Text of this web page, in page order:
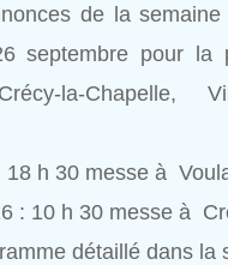
de la
septembre pour la
la-Chapelle,
18 h 30 messe à
: 10 h 30 messe à
détaillé dans la